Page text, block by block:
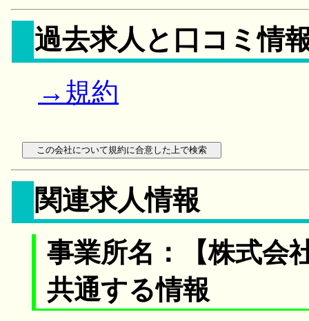
過去求人と口コミ情
→規約
関連求人情報
事業所名：【株式
共通する情報